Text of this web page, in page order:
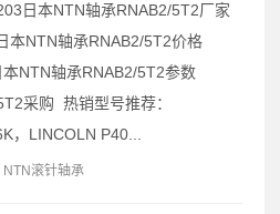
日本NTN轴承RNAB2/5T2厂家
本NTN轴承RNAB2/5T2价格
NTN轴承RNAB2/5T2参数
采购 热销型号推荐：
，LINCOLN P40...
NTN滚针轴承